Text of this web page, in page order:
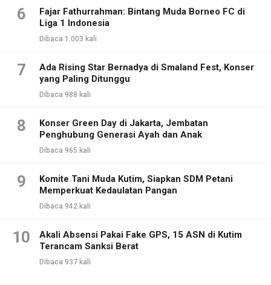
6
Fajar Fathurrahman: Bintang Muda Borneo FC di
Liga 1 Indonesia
Dibaca 1.003 kali
7
Ada Rising Star Bernadya di Smaland Fest, Konser
yang Paling Ditunggu
Dibaca 988 kali
8
Konser Green Day di Jakarta, Jembatan
Penghubung Generasi Ayah dan Anak
Dibaca 965 kali
9
Komite Tani Muda Kutim, Siapkan SDM Petani
Memperkuat Kedaulatan Pangan
Dibaca 942 kali
10
Akali Absensi Pakai Fake GPS, 15 ASN di Kutim
Terancam Sanksi Berat
Dibaca 937 kali